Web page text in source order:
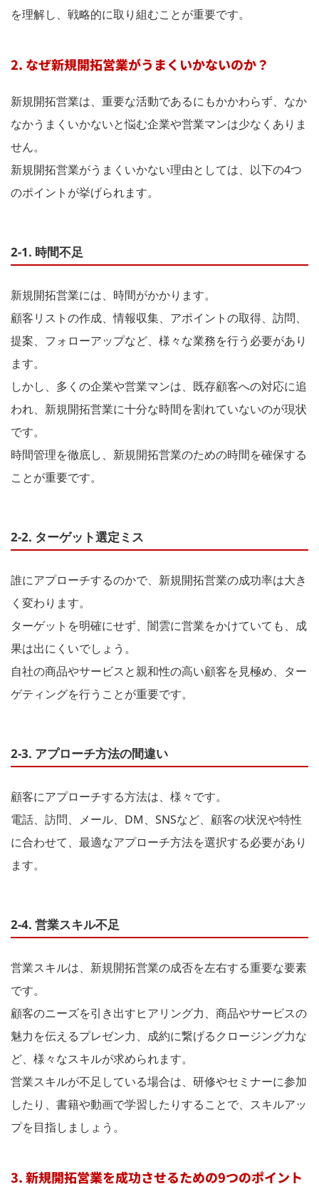
を理解し、戦略的に取り組むことが重要です。
2. なぜ新規開拓営業がうまくいかないのか？
新規開拓営業は、重要な活動であるにもかかわらず、なか
なかうまくいかないと悩む企業や営業マンは少なくありま
せん。
新規開拓営業がうまくいかない理由としては、以下の4つ
のポイントが挙げられます。
2-1. 時間不足
新規開拓営業には、時間がかかります。
顧客リストの作成、情報収集、アポイントの取得、訪問、
提案、フォローアップなど、様々な業務を行う必要があり
ます。
しかし、多くの企業や営業マンは、既存顧客への対応に追
われ、新規開拓営業に十分な時間を割れていないのが現状
です。
時間管理を徹底し、新規開拓営業のための時間を確保する
ことが重要です。
2-2. ターゲット選定ミス
誰にアプローチするのかで、新規開拓営業の成功率は大き
く変わります。
ターゲットを明確にせず、闇雲に営業をかけていても、成
果は出にくいでしょう。
自社の商品やサービスと親和性の高い顧客を見極め、ター
ゲティングを行うことが重要です。
2-3. アプローチ方法の間違い
顧客にアプローチする方法は、様々です。
電話、訪問、メール、DM、SNSなど、顧客の状況や特性
に合わせて、最適なアプローチ方法を選択する必要があり
ます。
2-4. 営業スキル不足
営業スキルは、新規開拓営業の成否を左右する重要な要素
です。
顧客のニーズを引き出すヒアリング力、商品やサービスの
魅力を伝えるプレゼン力、成約に繋げるクロージング力な
ど、様々なスキルが求められます。
営業スキルが不足している場合は、研修やセミナーに参加
したり、書籍や動画で学習したりすることで、スキルアッ
プを目指しましょう。
3. 新規開拓営業を成功させるための9つのポイント